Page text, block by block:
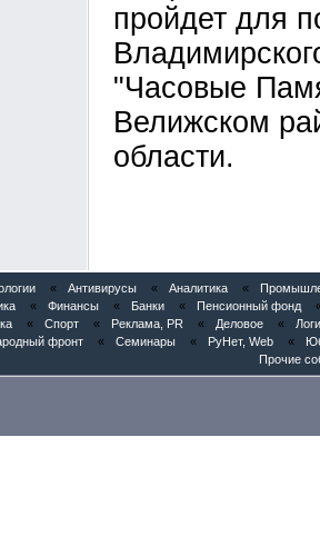
пройдет для
"Часовые
Велижском
области.
« Антивирусы « Аналитика «
« Финансы « Банки « Пенсионный фонд
« Спорт « Реклама, PR « Деловое «
фронт « Семинары « РуНет, Web «
Прочие